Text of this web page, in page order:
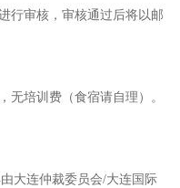
行审核，审核通过后将以邮
无培训费（食宿请自理）。
大连仲裁委员会/大连国际